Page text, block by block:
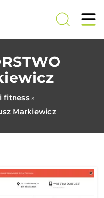
fitness»
Markiewicz